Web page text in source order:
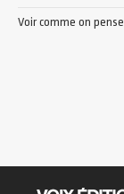
Voir comme on pense